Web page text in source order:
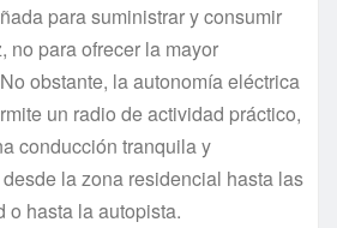
para suministrar y consumir
no para ofrecer la mayor
obstante, la autonomía eléctrica
un radio de actividad práctico,
conducción tranquila y
la zona residencial hasta las
o hasta la autopista.